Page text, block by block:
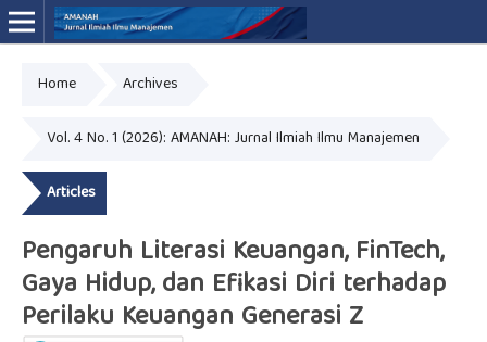
Home Archives
Vol. 4 No. 1 (2026): AMANAH: Jurnal Ilmiah Ilmu Manajemen
Articles
Pengaruh Literasi Keuangan, FinTech,
Gaya Hidup, dan Efikasi Diri terhadap
Perilaku Keuangan Generasi Z